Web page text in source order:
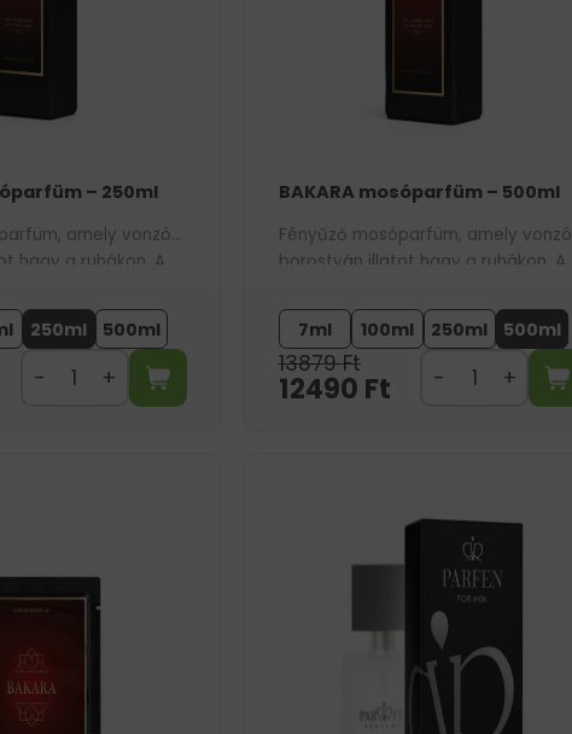
– 250ml
amely vonzó
hagy a ruhákon. A
250ml 500ml
BAKARA mosóparfüm – 500ml
Fényűző mosóparfüm, amely vonzó
borostyán illatot hagy a ruhákon. A
7ml 100ml 250ml 500ml
13879Ft
12490 Ft